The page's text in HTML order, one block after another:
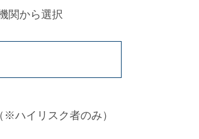
関から選択
ハイリスク者のみ）